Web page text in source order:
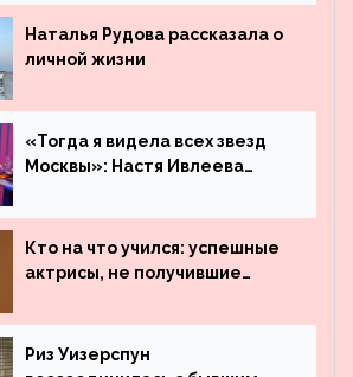
Наталья Рудова рассказала о
личной жизни
«Тогда я видела всех звезд
Москвы»: Настя Ивлеева
популярности и выложила
архивные фото
Кто на что учился: успешные
актрисы, не получившие
Риз Уизерспун